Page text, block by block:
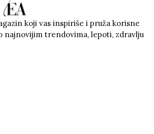
koji vas inspiriše i pruža korisne
najnovijim trendovima, lepoti, zdravlju